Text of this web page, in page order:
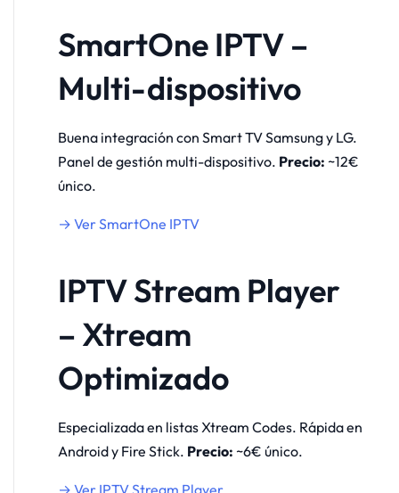
SmartOne IPTV –
Multi-dispositivo
Buena integración con Smart TV Samsung y LG.
Panel de gestión multi-dispositivo. Precio: ~12€
único.
→ Ver SmartOne IPTV
IPTV Stream Player
– Xtream
Optimizado
Especializada en listas Xtream Codes. Rápida en
Android y Fire Stick. Precio: ~6€ único.
→ Ver IPTV Stream Player